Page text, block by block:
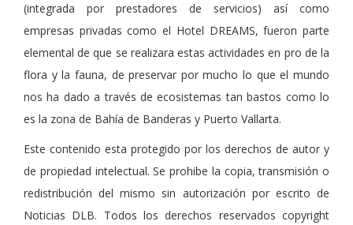
(integrada por prestadores de servicios) así como
empresas privadas como el Hotel DREAMS, fueron parte
elemental de que se realizara estas actividades en pro de la
flora y la fauna, de preservar por mucho lo que el mundo
nos ha dado a través de ecosistemas tan bastos como lo
es la zona de Bahía de Banderas y Puerto Vallarta.
Este contenido esta protegido por los derechos de autor y
de propiedad intelectual. Se prohibe la copia, transmisión o
redistribución del mismo sin autorización por escrito de
Noticias DLB. Todos los derechos reservados copyright